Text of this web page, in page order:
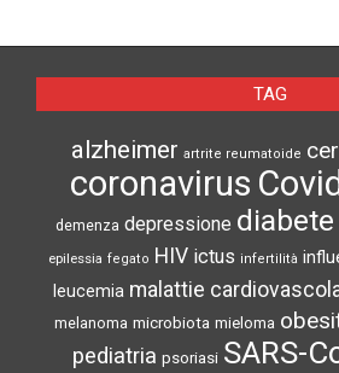
TAG
alzheimer artrite reumatoide
coronavirus
demenza depressione diabete
epilessia fegato HIV ictus infertilità
leucemia malattie
melanoma microbiota mieloma
pediatria psoriasi SARS-